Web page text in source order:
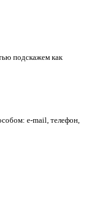
подскажем как
e-mail, телефон,